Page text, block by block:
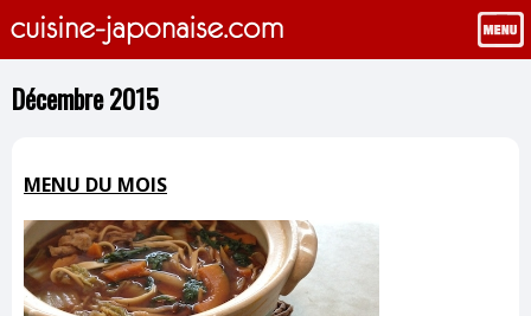
Décembre 2015
MENU DU MOIS